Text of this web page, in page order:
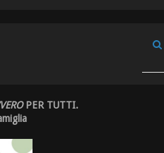
PER TUTTI.